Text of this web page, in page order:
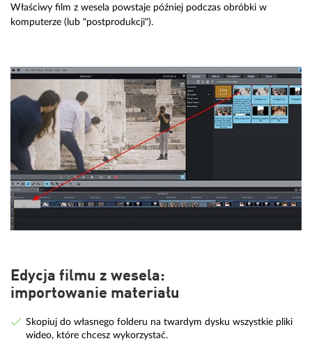
Właściwy film z wesela powstaje później podczas obróbki w
komputerze (lub "postprodukcji").
Edycja filmu z wesela:
importowanie materiału
Skopiuj do własnego folderu na twardym dysku wszystkie pliki
wideo, które chcesz wykorzystać.